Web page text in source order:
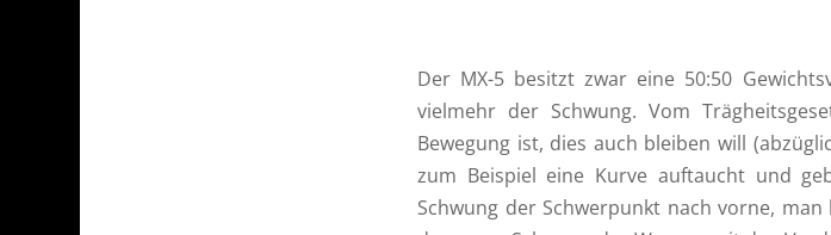
Der MX-5 besitzt zwar eine 50:50
vielmehr der Schwung. Vom
Bewegung ist, dies auch bleiben will
zum Beispiel eine Kurve auftaucht und
Schwung der Schwerpunkt nach vorne,